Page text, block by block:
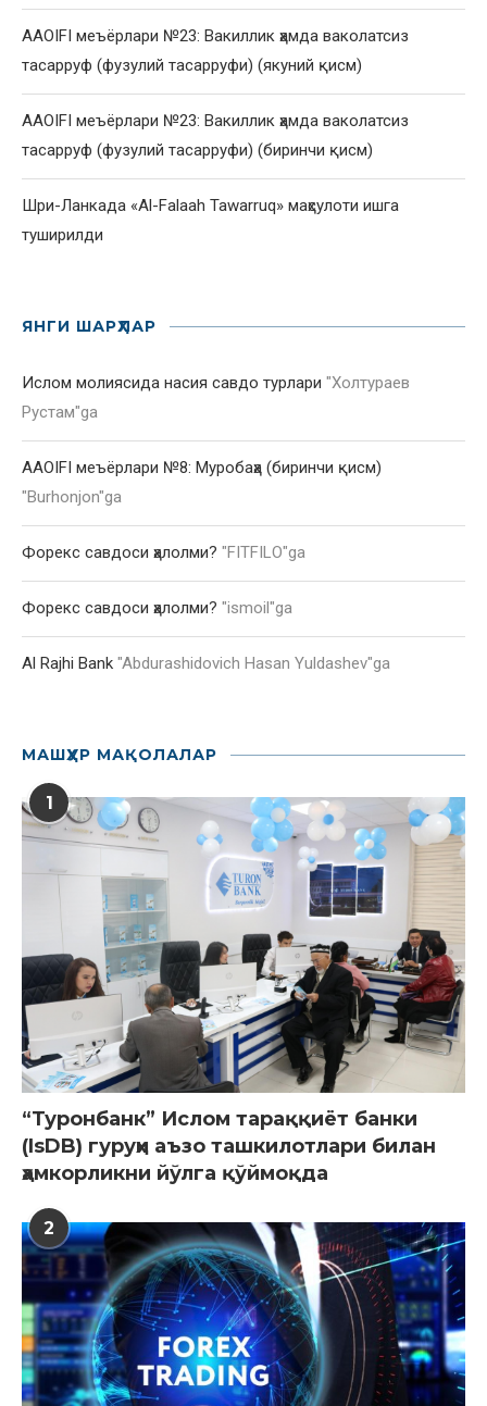
AAOIFI меъёрлари №23: Вакиллик ҳамда ваколатсиз
тасарруф (фузулий тасарруфи) (якуний қисм)
AAOIFI меъёрлари №23: Вакиллик ҳамда ваколатсиз
тасарруф (фузулий тасарруфи) (биринчи қисм)
Шри-Ланкада «Al-Falaah Tawarruq» маҳсулоти ишга
туширилди
ЯНГИ ШАРҲЛАР
Ислом молиясида насия савдо турлари "Холтураев
Рустам"ga
AAOIFI меъёрлари №8: Муробаҳа (биринчи қисм)
"Burhonjon"ga
Форекс савдоси ҳалолми? "FITFILO"ga
Форекс савдоси ҳалолми? "ismoil"ga
Al Rajhi Bank "Abdurashidovich Hasan Yuldashev"ga
МАШҲУР МАҚОЛАЛАР
1
“Туронбанк” Ислом тараққиёт банки
(IsDB) гуруҳи аъзо ташкилотлари билан
ҳамкорликни йўлга қўймоқда
2